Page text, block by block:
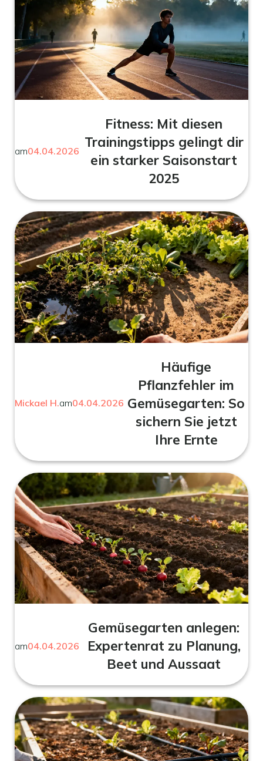
am04.04.2026
Fitness: Mit diesen
Trainingstipps gelingt dir
ein starker Saisonstart
2025
Mickael H.am04.04.2026
Häufige
Pflanzfehler im
Gemüsegarten: So
sichern Sie jetzt
Ihre Ernte
am04.04.2026
Gemüsegarten anlegen:
Expertenrat zu Planung,
Beet und Aussaat